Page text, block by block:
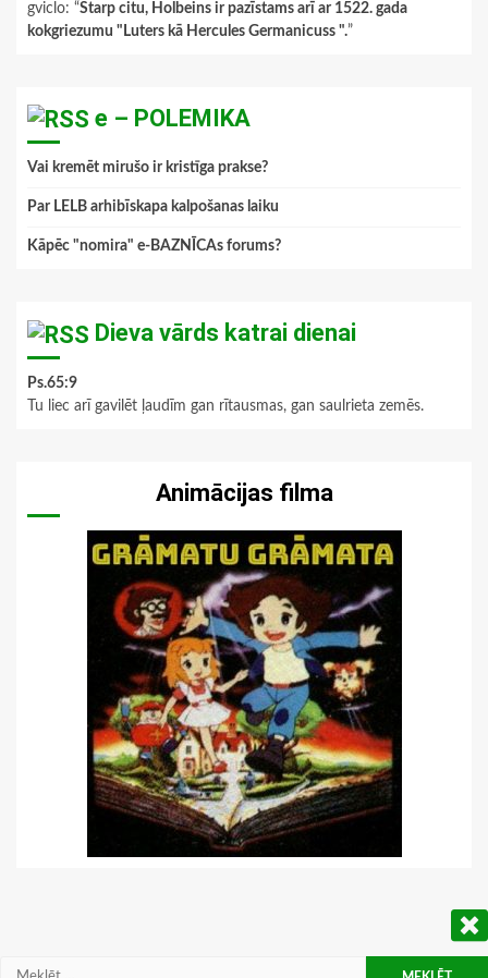
gviclo: “Starp citu, Holbeins ir pazīstams arī ar 1522. gada
kokgriezumu "Luters kā Hercules Germanicuss ".”
e – POLEMIKA
Vai kremēt mirušo ir kristīga prakse?
Par LELB arhibīskapa kalpošanas laiku
Kāpēc "nomira" e-BAZNĪCAs forums?
Dieva vārds katrai dienai
Ps.65:9
Tu liec arī gavilēt ļaudīm gan rītausmas, gan saulrieta zemēs.
Animācijas filma
Meklēt: